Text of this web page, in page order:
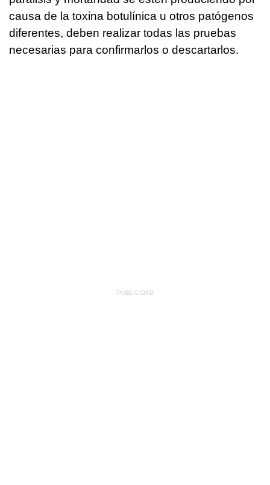
causa de la toxina botulínica u otros patógenos
diferentes, deben realizar todas las pruebas
necesarias para confirmarlos o descartarlos.